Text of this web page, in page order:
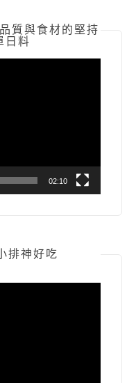
質與食材的堅持
日料
02:10
排神好吃